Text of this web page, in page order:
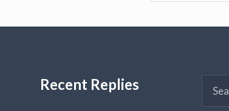
Recent Replies